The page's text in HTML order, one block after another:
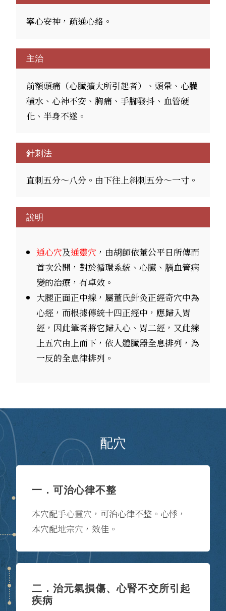
寧心安神，疏通心絡。
主治
前額頭痛（心臟擴大所引起者）、頭暈、心臟
積水、心神不安、胸痛、手腳發抖、血管硬
化、半身不遂。
針刺法
直刺五分～八分。由下往上斜刺五分～一寸。
說明
通心穴及通靈穴 ，由胡師依董公平日所傳而
首次公開，對於循環系統、心臟、腦血管病
變的治療，有卓效。
大腿正面正中線，屬董氏針灸正經奇穴中為
心經，而根據傳統十四正經中，應歸入胃
經，因此筆者將它歸入心、胃二經，又此線
上五穴由上而下，依人體臟器全息排列，為
一反的全息律排列。
配穴
一．可治心律不整
本穴配手心靈穴 ，可治心律不整。心悸，
本穴配地宗穴 ，效佳。
二．治元氣損傷、心腎不交所引起
疾病